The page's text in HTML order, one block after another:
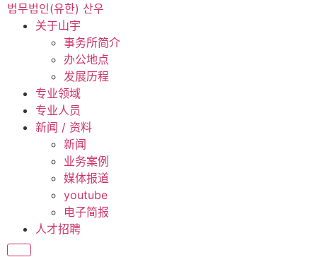
跳법무법인(유한) 산우
关于山宇
事务所简介
办公地点
发展历程
专业领域
专业人员
新闻 / 资料
新闻
业务案例
媒体报道
youtube
电子简报
人才招聘